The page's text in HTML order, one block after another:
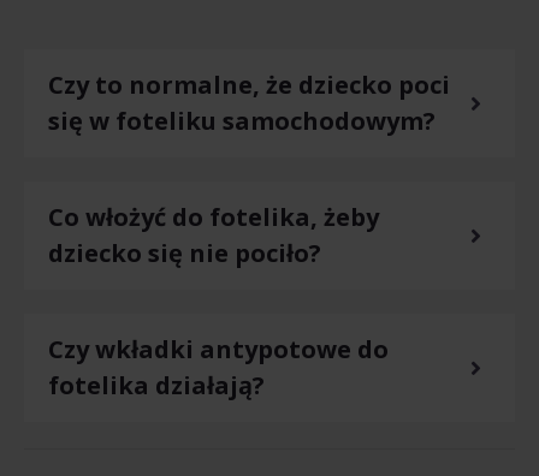
Czy to normalne, że dziecko poci
się w foteliku samochodowym?
Co włożyć do fotelika, żeby
dziecko się nie pociło?
Czy wkładki antypotowe do
fotelika działają?